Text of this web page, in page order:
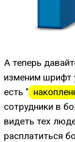
А теперь
изменим шрифт
есть "
сотрудники в
видеть тех
расплатиться